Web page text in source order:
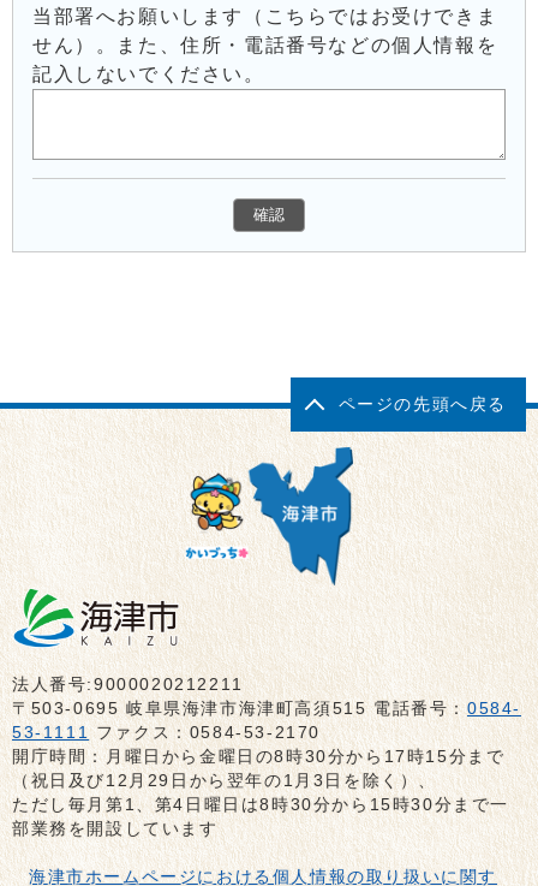
当部署へお願いします（こちらではお受けできま
せん）。また、住所・電話番号などの個人情報を
記入しないでください。
ページの先頭へ戻る
法人番号:9000020212211
〒503-0695 岐阜県海津市海津町高須515 電話番号：0584-
53-1111 ファクス：0584-53-2170
開庁時間：月曜日から金曜日の8時30分から17時15分まで
（祝日及び12月29日から翌年の1月3日を除く）、
ただし毎月第1、第4日曜日は8時30分から15時30分まで一
部業務を開設しています
海津市ホームページにおける個人情報の取り扱いに関す